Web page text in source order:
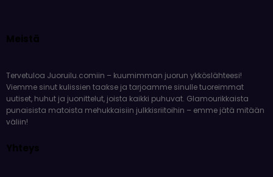
Tervetuloa Juoruilu.comiin – kuumimman juorun ykköslähteesi!
Viemme sinut kulissien taakse ja tarjoamme sinulle tuoreimmat
uutiset, huhut ja juonittelut, joista kaikki puhuvat. Glamourikkaista
punaisista matoista mehukkaisiin julkkisriitoihin – emme jätä mitään